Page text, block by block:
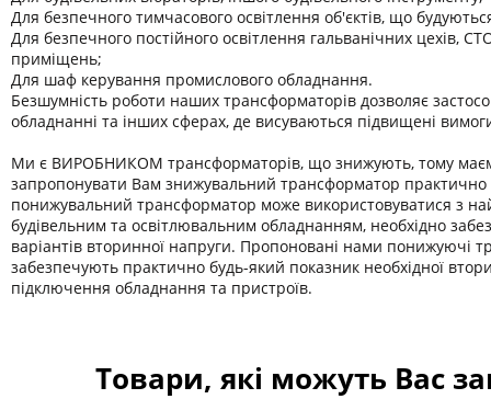
Для безпечного тимчасового освітлення об'єктів, що
Для безпечного постійного освітлення гальванічних цехів,
приміщень;
Для шаф керування промислового обладнання.
Безшумність роботи наших трансформаторів дозволяє
обладнанні та інших сферах, де висуваються підвищені
Ми є ВИРОБНИКОМ трансформаторів, що знижують, тому
запропонувати Вам знижувальний трансформатор практично
понижувальний трансформатор може використовуватися з
будівельним та освітлювальним обладнанням, необхідно
варіантів вторинної напруги. Пропоновані нами понижуючі
забезпечують практично будь-який показник необхідної
підключення обладнання та пристроїв.
Товари, які можуть Вас